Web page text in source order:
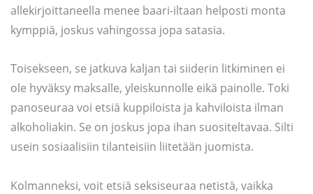
allekirjoittaneella menee baari-iltaan helposti monta
kymppiä, joskus vahingossa jopa satasia.
Toisekseen, se jatkuva kaljan tai siiderin litkiminen ei
ole hyväksy maksalle, yleiskunnolle eikä painolle. Toki
panoseuraa voi etsiä kuppiloista ja kahviloista ilman
alkoholiakin. Se on joskus jopa ihan suositeltavaa. Silti
usein sosiaalisiin tilanteisiin liitetään juomista.
Kolmanneksi, voit etsiä seksiseuraa netistä, vaikka